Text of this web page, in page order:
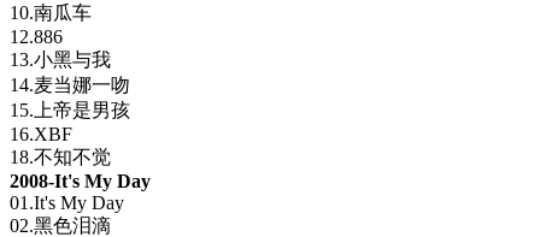
10.南瓜车
12.886
13.小黑与我
14.麦当娜一吻
15.上帝是男孩
16.XBF
18.不知不觉
2008-It's My Day
01.It's My Day
02.黑色泪滴